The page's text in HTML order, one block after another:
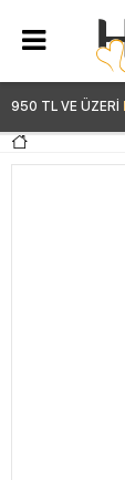
950 TL VE ÜZERİ